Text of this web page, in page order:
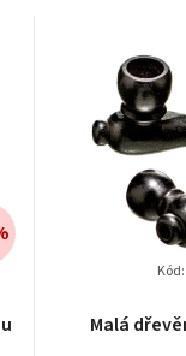
z
e
n
í
p
r
Malá
Kód: